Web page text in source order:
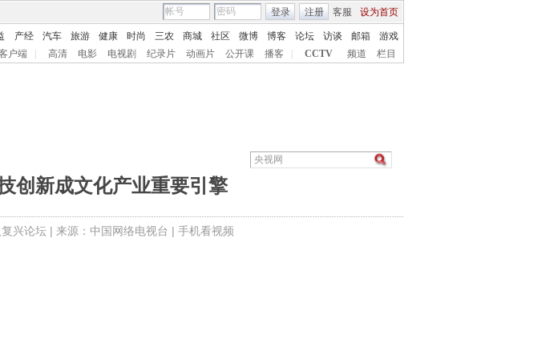
客服 设为首页
登录 注册
产经 汽车 旅游 健康 时尚 三农 商城 社区 微博 博客 论坛 访谈 邮箱
游戏
户端 高清 电影 电视剧 纪录片 动画片 公开课 播客 CCTV 频道 栏目
创新成文化产业重要引擎
兴论坛 | 来源：中国网络电视台 | 手机看视频